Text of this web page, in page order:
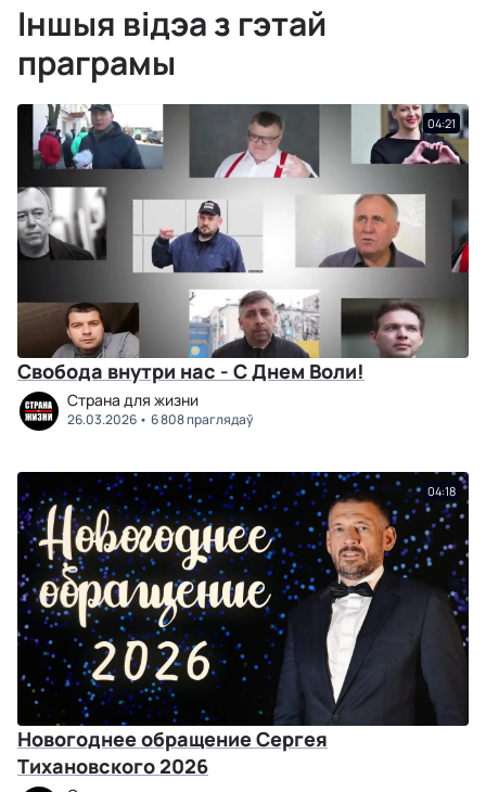
Іншыя відэа з гэтай
праграмы
04:21
Свобода внутри нас - С Днем Воли!
Страна для жизни
26.03.2026 6 808 праглядаў
04:18
Новогоднее обращение Сергея
Тихановского 2026